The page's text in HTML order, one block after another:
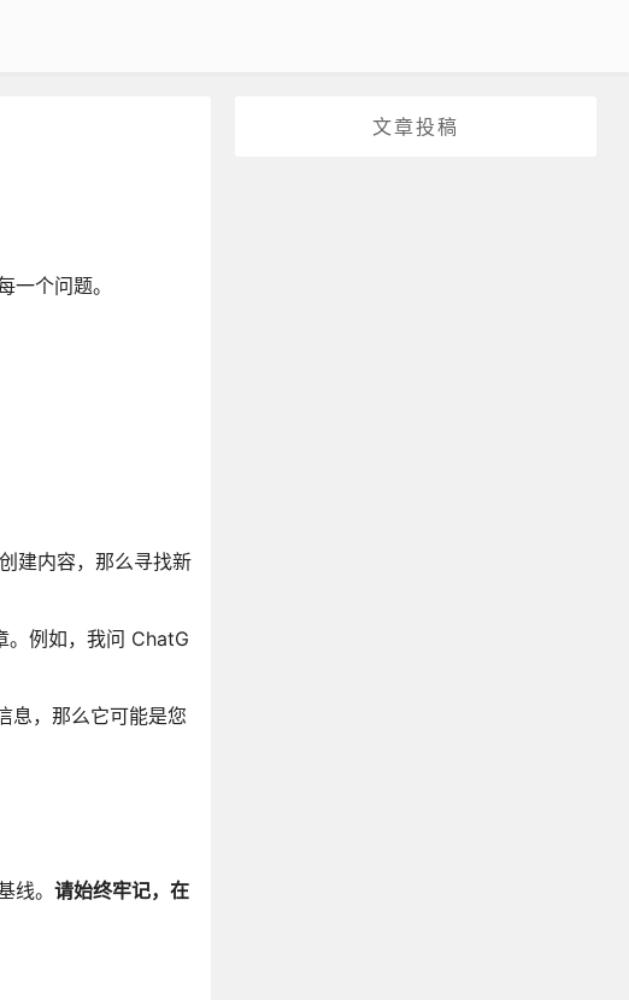
文章投稿
个问题。
建内容，那么寻找新
。例如，我问 ChatG
息，那么它可能是您
。 请始终牢记，在